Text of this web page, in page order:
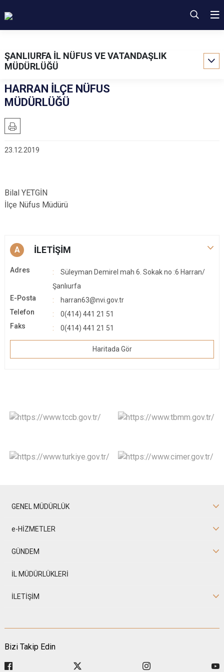
ŞANLIURFA İL NÜFUS VE VATANDAŞLIK
MÜDÜRLÜĞÜ
HARRAN İLÇE NÜFUS
MÜDÜRLÜĞÜ
23.12.2019
Bilal YETGİN
İlçe Nüfus Müdürü
A İLETİŞİM
Adres
Süleyman Demirel mah 6. Sokak no :6 Harran/
Şanlıurfa
E-Posta
harran63@nvi.gov.tr
Telefon
0(414) 441 21 51
Faks
0(414) 441 21 51
Haritada Gör
GENEL MÜDÜRLÜK
e-HİZMETLER
GÜNDEM
İL MÜDÜRLÜKLERİ
İLETİŞİM
Bizi Takip Edin